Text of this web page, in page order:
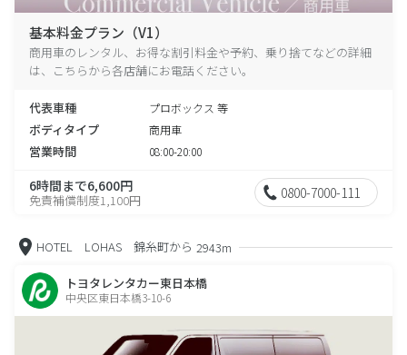
基本料金プラン（V1）
商用車のレンタル、お得な割引料金や予約、乗り捨てなどの詳細
は、こちらから各店舗にお電話ください。
代表車種 プロボックス 等
ボディタイプ 商用車
営業時間 08:00-20:00
6時間まで6,600円
免責補償制度1,100円 0800-7000-111
HOTEL LOHAS 錦糸町から 2943m
トヨタレンタカー東日本橋
中央区東日本橋3-10-6